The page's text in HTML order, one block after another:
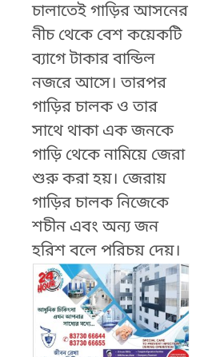
চালাতেই গাড়ির আসনের
নীচ থেকে বেশ কয়েকটি
ব্যাগে টাকার বান্ডিল
নজরে আসে। তারপর
গাড়িরচালক ও তার
সাথে থাকা এক জনকে
গাড়ি থেকে নামিয়ে জেরা
শুরু করা হয়। জেরায়
গাড়ির চালক নিজেকে
শচীন এবং অন্য জন
হরিশ বলে পরিচয় দেয়।